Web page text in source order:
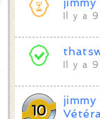
Il y a
Il y a